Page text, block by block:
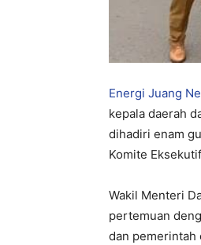
Energi Juang
kepala daerah
dihadiri enam
Komite
Wakil Menteri
pertemuan
dan pemerintah